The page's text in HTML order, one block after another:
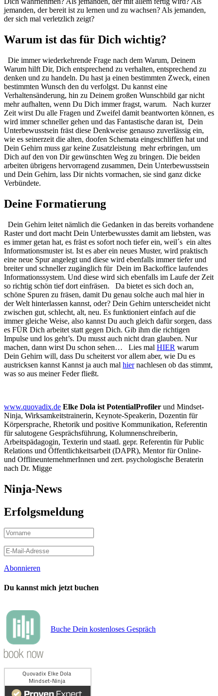
jemanden, der bereit ist zu lernen und zu wachsen? Als jemanden,
der sich mal verletzlich zeigt?
Warum ist das für Dich wichtig?
Die immer wiederkehrende Frage nach dem Warum, Deinem
Warum hilft Dir, Dich entsprechend zu verhalten, entsprechend zu
denken und zu handeln. Du hast ja einen bestimmten Zweck, einen
bestimmten Wunsch den du verfolgst. Du kannst eine
Verhaltensänderung, hin zu Deinem großen Wunschbild gar nicht
mehr aufhalten, wenn Du Dich immer fragst, warum. Nach kurzer
Zeit wirst Du alle Fragen und Zweifel damit beantworten können, es
wird immer schneller gehen und das Fantastische daran ist, Dein
Unterbewusstsein fräst diese Denkweise genauso zuverlässig ein,
wie es seinerzeit die alten, doofen Schemata eingeschliffen hat und
Dein Gehirn muss gar keine Zusatzleistung mehr erbringen, um
Dich auf den von Dir gewünschten Weg zu bringen. Die beiden
arbeiten übrigens hervorragend zusammen, Dein Unterbewusstsein
und Dein Gehirn, lass Dir nichts vormachen, sie sind ganz dicke
Verbündete.
Deine Formatierung
Dein Gehirn leitet nämlich die Gedanken in das bereits vorhandene
Raster und dort macht Dein Unterbewusstes damit am liebsten, was
es immer getan hat, es fräst es sofort noch tiefer ein, weil´s ein altes
Informationsmuster ist. Ist es aber ein neues Muster, wird praktisch
eine neue Spur angelegt und diese wird ebenfalls immer tiefer und
breiter und schneller zugänglich für Dein im Backoffice laufendes
Informationssystem. Und diese wird sich ebenfalls im Laufe der Zeit
so richtig schön tief dort einfräsen. Da bietet es sich doch an,
schöne Spuren zu fräsen, damit Du genau solche auch mal hier in
der Welt hinterlassen kannst, oder? Dein Gehirn unterscheidet nicht
zwischen gut, schlecht, alt, neu. Es funktioniert einfach auf die
immer gleiche Weise, also kannst Du auch gleich dafür sorgen, dass
es FÜR Dich arbeitet statt gegen Dich. Gib ihm die richtigen
Impulse und los geht’s. Du musst auch nicht dran glauben. Nur
machen, dann wirst Du schon sehen… Lies mal HIER warum
Dein Gehirn will, dass Du scheiterst vor allem aber, wie Du es
austricksen kannst Kannst ja auch mal hiernachlesen ob das stimmt,
was so aus meiner Feder fließt.
www.quovadix.de Elke Dola ist PotentialProfiler und Mindset-
Ninja, Wirksamkeitstrainerin, Keynote-Speakerin, Dozentin für
Körpersprache, Rhetorik und positive Kommunikation, Referentin
für salutogene Gesprächsführung, Kolumnenschreiberin,
Arbeitspädagogin, Texterin und staatl. gepr. Referentin für Public
Relations und Öffentlichkeitsarbeit (DAPR), Mentor für Online-
und OfflineunternehmerInnen und zert. psychologische Beraterin
nach Dr. Migge
Ninja-News
Erfolgsmeldung
Abonnieren
Du kannst mich jetzt buchen
Buche Dein kostenloses Gespräch